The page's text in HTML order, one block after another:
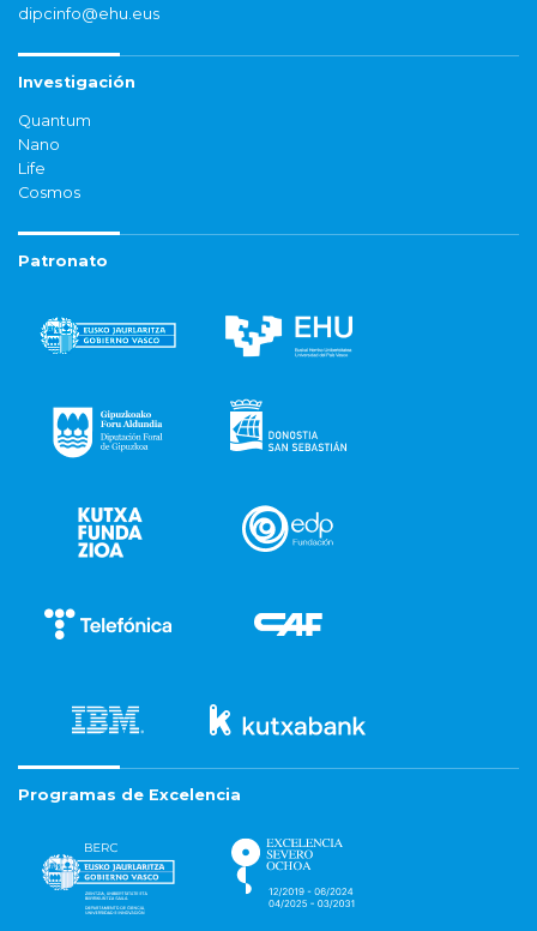
dipcinfo@ehu.eus
Investigación
Quantum
Nano
Life
Cosmos
Patronato
Programas de Excelencia